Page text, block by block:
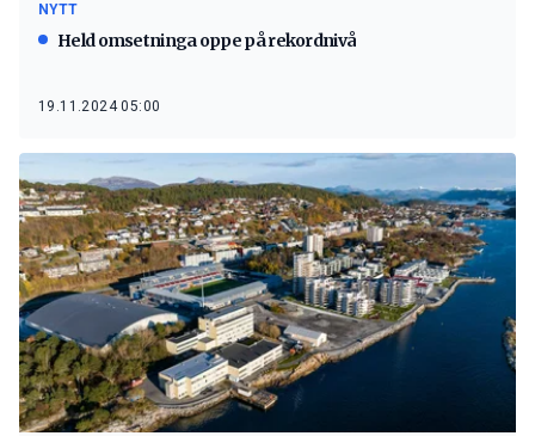
NYTT
Held omsetninga oppe på rekordnivå
19.11.2024 05:00